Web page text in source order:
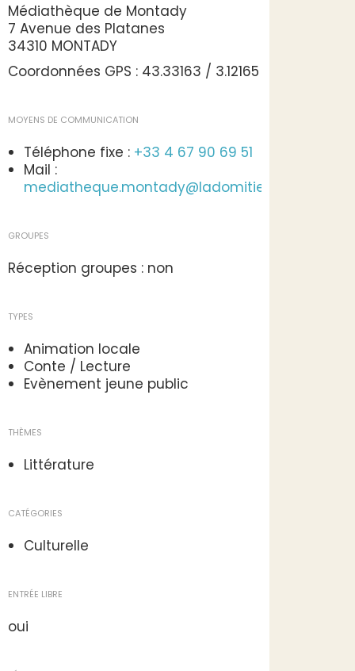
Médiathèque de Montady
7 Avenue des Platanes
34310 MONTADY
Coordonnées GPS : 43.33163 / 3.12165
MOYENS DE COMMUNICATION
Téléphone fixe : +33 4 67 90 69 51
Mail :
mediatheque.montady@ladomitienne.com
GROUPES
Réception groupes : non
TYPES
Animation locale
Conte / Lecture
Evènement jeune public
THÈMES
Littérature
CATÉGORIES
Culturelle
ENTRÉE LIBRE
oui